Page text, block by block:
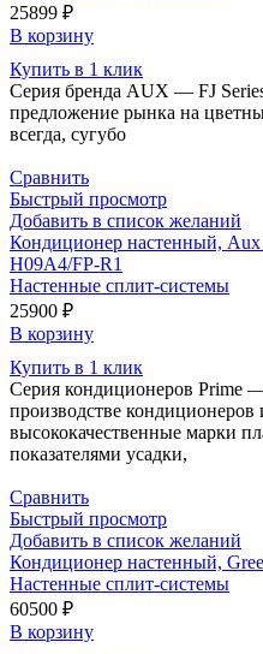
25899 ₽
В корзину
Купить в 1 клик
Серия бренда AUX — FJ
предложение рынка на
всегда, сугубо
Сравнить
Быстрый просмотр
Добавить в список желаний
Кондиционер настенный,
H09A4/FP-R1
Настенные сплит-системы
25900 ₽
В корзину
Купить в 1 клик
Серия кондиционеров Prime
производстве кондиционеров
высококачественные марки
показателями усадки,
Сравнить
Быстрый просмотр
Добавить в список желаний
Кондиционер настенный,
Настенные сплит-системы
60500 ₽
В корзину